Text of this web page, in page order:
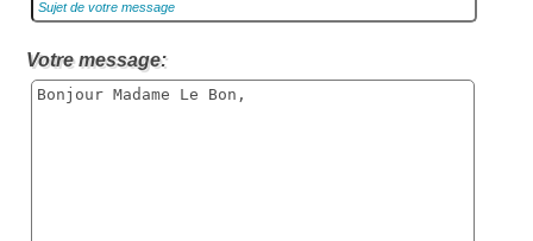
Votre message: